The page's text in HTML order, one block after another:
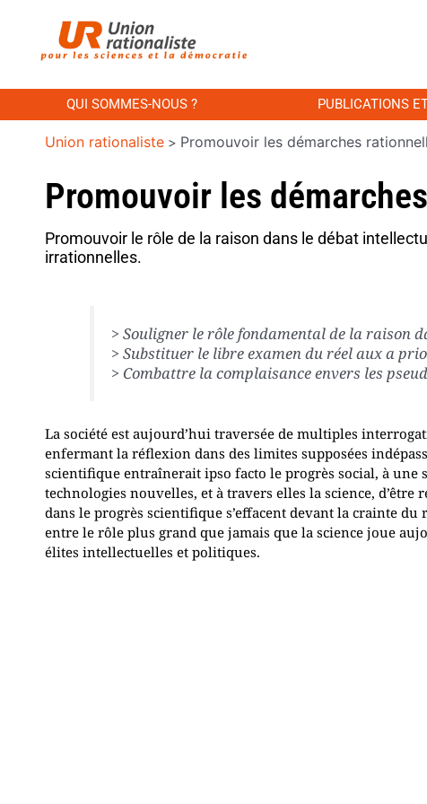
QUI SOMMES-NOUS ? PUBLICATIONS
Union rationaliste > Promouvoir les démarches
Promouvoir les
Promouvoir le rôle de la raison dans le débat
irrationnelles.
> Souligner le rôle fon­da­­­men­tal de la raison
> Substituer le libre exa­­men du réel aux a
> Combattre la com­plai­­­san­ce envers les
La société est aujourd’hui traversée de multiples
enfermant la réflexion dans des limites supposées
scientifique entraînerait ipso facto le progrès social, à une
technologies nouvelles, et à travers elles la science,
dans le progrès scientifique s’effacent devant la crainte
entre le rôle plus grand que jamais que la science joue
élites intellectuelles et politiques.